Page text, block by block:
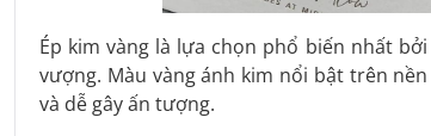
Ép kim vàng là lựa chọn phổ biến nhất
vượng. Màu vàng ánh kim nổi bật trên
và dễ gây ấn tượng.